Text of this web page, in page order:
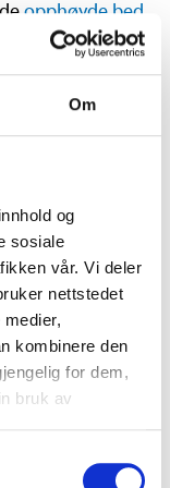
Om
og
sosiale
vår. Vi deler
nettstedet
kombinere den
for dem,
bruk av
opphøyde bed
i Norge har vi
en av de
Men du
måte enn
balje med